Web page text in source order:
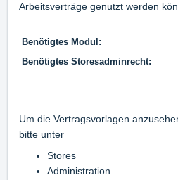
Arbeitsverträge genutzt werden
Benötigtes Modul:
Benötigtes Storesadminrecht:
Um die Vertragsvorlagen
bitte unter
Stores
Administration